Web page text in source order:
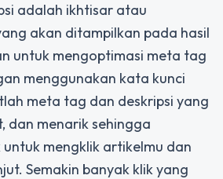
adalah ikhtisar atau
akan ditampilkan pada hasil
untuk mengoptimasi meta tag
menggunakan kata kunci
meta tag dan deskripsi yang
dan menarik sehingga
mengklik artikelmu dan
Semakin banyak klik yang